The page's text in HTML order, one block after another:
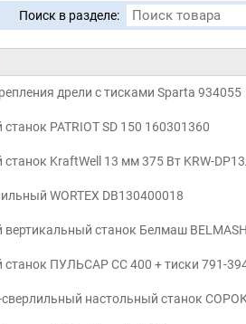
Поиск в разделе:
дрели с тисками Sparta 934055
PATRIOT SD 150 160301360
KraftWell 13 мм 375 Вт KRW-
WORTEX DB130400018
станок Белмаш
ПУЛЬСАР СС 400 + тиски 791-
сверлильный настольный станок